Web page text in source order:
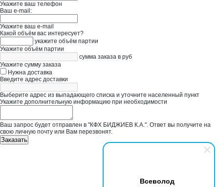
Всеволод
Укажите ваш телефон
Ваш e-mail:
Укажите ваш e-mail
Какой объём вас интересует?
укажите объём партии
Укажите объём партии
сумма заказа в руб
Укажите сумму заказа
Нужна доставка
Введите адрес доставки
Выберите адрес из выпадающего списка и уточните населенный пункт
Укажите дополнительную информацию при необходимости
Ваш запрос будет отправлен в "КФХ БИДЖИЕВ К.А.". Ответ вы получите на
свою личную почту или Вам перезвонят.
Заказать